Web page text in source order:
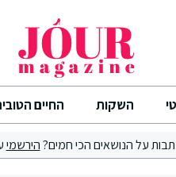
השקות החיים
על הנושאים הכי חמים?הירשמי